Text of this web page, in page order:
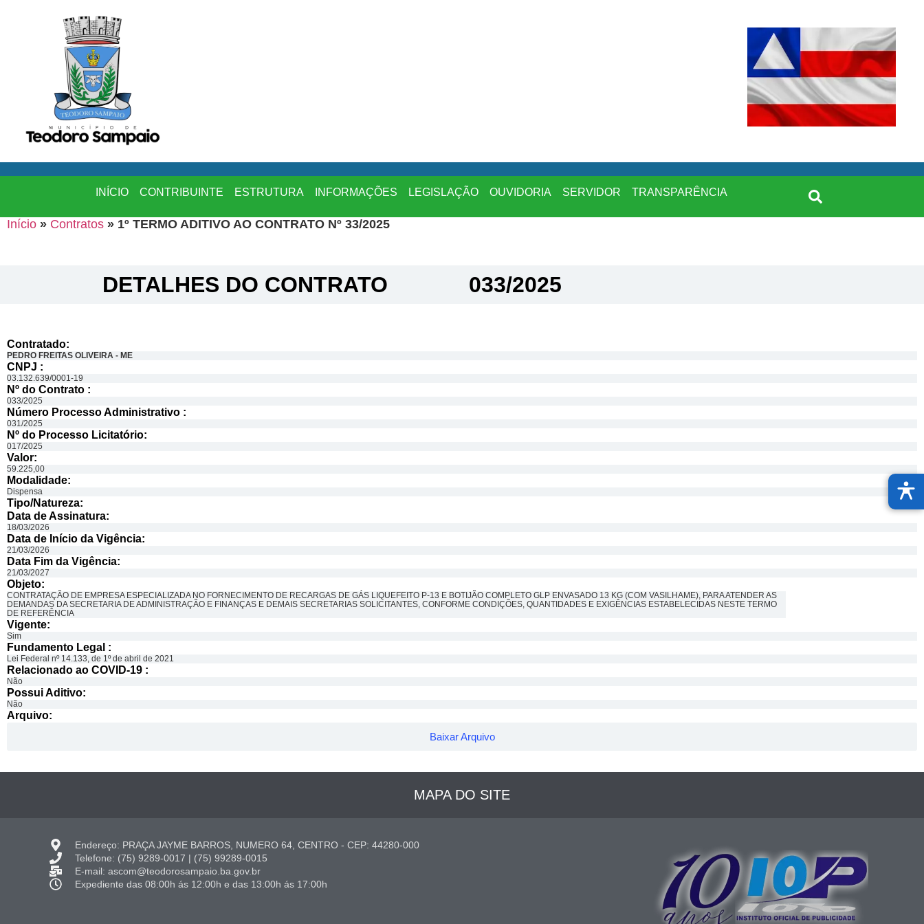
INÍCIO CONTRIBUINTE ESTRUTURA INFORMAÇÕES LEGISLAÇÃO OUVIDORIA SERVIDOR TRANSPARÊNCIA
Início » Contratos » 1º TERMO ADITIVO AO CONTRATO Nº 33/2025
DETALHES DO CONTRATO​ 033/2025
Contratado:
PEDRO FREITAS OLIVEIRA - ME
CNPJ :
03.132.639/0001-19
Nº do Contrato :
033/2025
Número Processo Administrativo :
031/2025
Nº do Processo Licitatório:
017/2025
Valor:
59.225,00
Modalidade:
Dispensa
Tipo/Natureza:
Data de Assinatura:
18/03/2026
Data de Início da Vigência:
21/03/2026
Data Fim da Vigência:
21/03/2027
Objeto:
CONTRATAÇÃO DE EMPRESA ESPECIALIZADA NO FORNECIMENTO DE RECARGAS DE GÁS LIQUEFEITO P-13 E BOTIJÃO COMPLETO GLP ENVASADO 13 KG (COM VASILHAME), PARA ATENDER AS
DEMANDAS DA SECRETARIA DE ADMINISTRAÇÃO E FINANÇAS E DEMAIS SECRETARIAS SOLICITANTES, CONFORME CONDIÇÕES, QUANTIDADES E EXIGÊNCIAS ESTABELECIDAS NESTE TERMO
DE REFERÊNCIA
Vigente:
Sim
Fundamento Legal :​
Lei Federal nº 14.133, de 1º de abril de 2021
Relacionado ao COVID-19 :​
Não
Possui Aditivo:​
Não
Arquivo:
Baixar Arquivo
MAPA DO SITE
Endereço: PRAÇA JAYME BARROS, NUMERO 64, CENTRO - CEP: 44280-000
Telefone: (75) 9289-0017 | (75) 99289-0015
E-mail: ascom@teodorosampaio.ba.gov.br
Expediente das 08:00h ás 12:00h e das 13:00h ás 17:00h